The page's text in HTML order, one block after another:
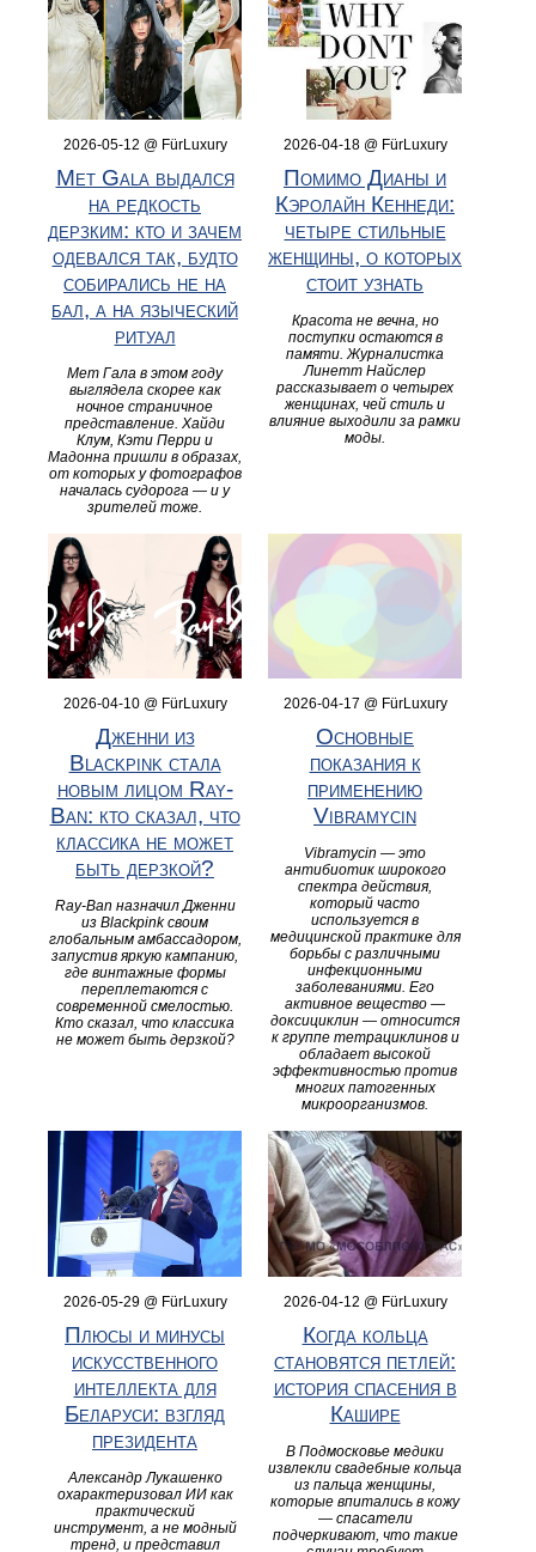
2026-05-12 @ FürLuxury
Met Gala выдался
на редкость
дерзким: кто и зачем
одевался так, будто
собирались не на
бал, а на языческий
ритуал
Мет Гала в этом году
выглядела скорее как
ночное страничное
представление. Хайди
Клум, Кэти Перри и
Мадонна пришли в образах,
от которых у фотографов
началась судорога — и у
зрителей тоже.
2026-04-18 @ FürLuxury
Помимо Дианы и
Кэролайн Кеннеди:
четыре стильные
женщины, о которых
стоит узнать
Красота не вечна, но
поступки остаются в
памяти. Журналистка
Линетт Найслер
рассказывает о четырех
женщинах, чей стиль и
влияние выходили за рамки
моды.
2026-04-10 @ FürLuxury
Дженни из
Blackpink стала
новым лицом Ray-
Ban: кто сказал, что
классика не может
быть дерзкой?
Ray-Ban назначил Дженни
из Blackpink своим
глобальным амбассадором,
запустив яркую кампанию,
где винтажные формы
переплетаются с
современной смелостью.
Кто сказал, что классика
не может быть дерзкой?
2026-04-17 @ FürLuxury
Основные
показания к
применению
Vibramycin
Vibramycin — это
антибиотик широкого
спектра действия,
который часто
используется в
медицинской практике для
борьбы с различными
инфекционными
заболеваниями. Его
активное вещество —
доксициклин — относится
к группе тетрациклинов и
обладает высокой
эффективностью против
многих патогенных
микроорганизмов.
2026-05-29 @ FürLuxury
Плюсы и минусы
искусственного
интеллекта для
Беларуси: взгляд
президента
Александр Лукашенко
охарактеризовал ИИ как
практический
инструмент, а не модный
тренд, и представил
2026-04-12 @ FürLuxury
Когда кольца
становятся петлей:
история спасения в
Кашире
В Подмосковье медики
извлекли свадебные кольца
из пальца женщины,
которые впитались в кожу
— спасатели
подчеркивают, что такие